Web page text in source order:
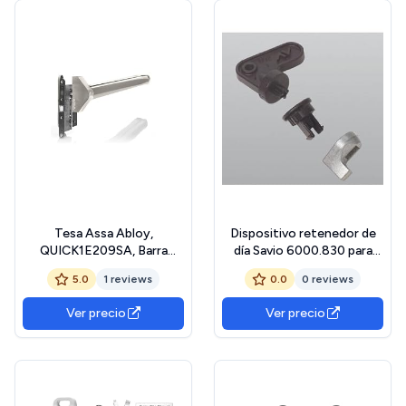
Tesa Assa Abloy,
QUICK1E209SA, Barra
Antipánico de Embutir
QUICK, Satinado
5.0 1 reviews
Ver precio
Dispositivo retenedor de
día Savio 6000.830 para
antipánico Bernini, acabado
negro
0.0 0 reviews
Ver precio